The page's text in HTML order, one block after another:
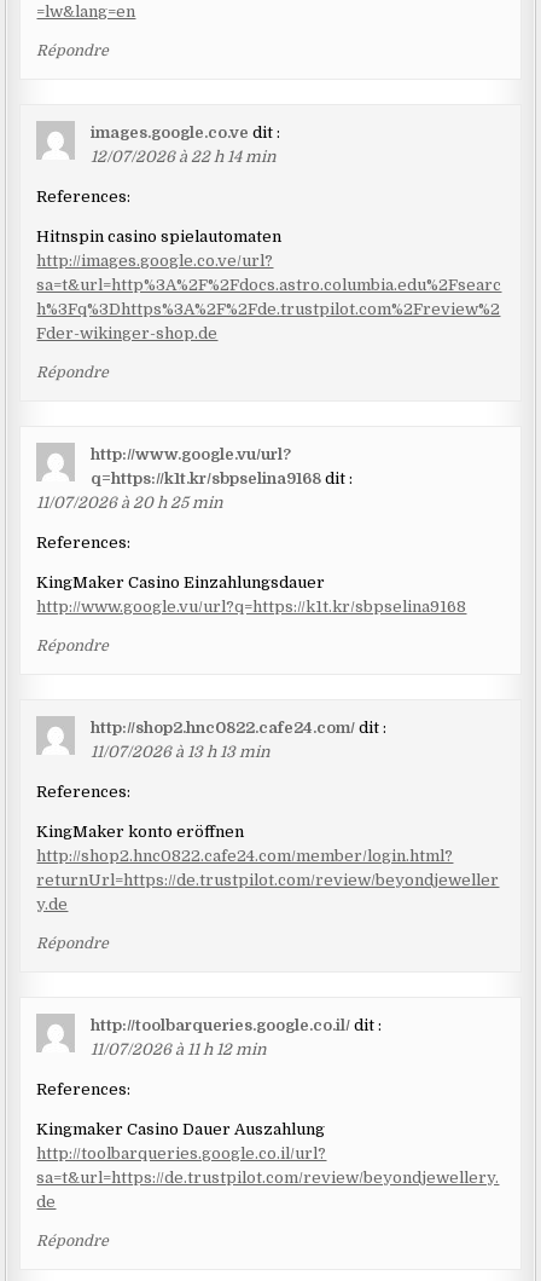
=lw&lang=en
Répondre
images.google.co.ve dit :
12/07/2026 à 22 h 14 min
References:
Hitnspin casino spielautomaten
http://images.google.co.ve/url?
sa=t&url=http%3A%2F%2Fdocs.astro.columbia.edu%2Fsearc
h%3Fq%3Dhttps%3A%2F%2Fde.trustpilot.com%2Freview%2
Fder-wikinger-shop.de
Répondre
http://www.google.vu/url?
q=https://k1t.kr/sbpselina9168 dit :
11/07/2026 à 20 h 25 min
References:
KingMaker Casino Einzahlungsdauer
http://www.google.vu/url?q=https://k1t.kr/sbpselina9168
Répondre
http://shop2.hnc0822.cafe24.com/ dit :
11/07/2026 à 13 h 13 min
References:
KingMaker konto eröffnen
http://shop2.hnc0822.cafe24.com/member/login.html?
returnUrl=https://de.trustpilot.com/review/beyondjeweller
y.de
Répondre
http://toolbarqueries.google.co.il/ dit :
11/07/2026 à 11 h 12 min
References:
Kingmaker Casino Dauer Auszahlung
http://toolbarqueries.google.co.il/url?
sa=t&url=https://de.trustpilot.com/review/beyondjewellery.
de
Répondre